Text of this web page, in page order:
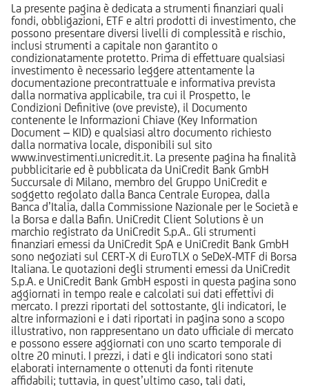
La presente pagina è dedicata a strumenti finanziari quali
fondi, obbligazioni, ETF e altri prodotti di investimento, che
possono presentare diversi livelli di complessità e rischio,
inclusi strumenti a capitale non garantito o
condizionatamente protetto. Prima di effettuare qualsiasi
investimento è necessario leggere attentamente la
documentazione precontrattuale e informativa prevista
dalla normativa applicabile, tra cui il Prospetto, le
Condizioni Definitive (ove previste), il Documento
contenente le Informazioni Chiave (Key Information
Document – KID) e qualsiasi altro documento richiesto
dalla normativa locale, disponibili sul sito
www.investimenti.unicredit.it. La presente pagina ha finalità
pubblicitarie ed è pubblicata da UniCredit Bank GmbH
Succursale di Milano, membro del Gruppo UniCredit e
soggetto regolato dalla Banca Centrale Europea, dalla
Banca d’Italia, dalla Commissione Nazionale per le Società e
la Borsa e dalla Bafin. UniCredit Client Solutions è un
marchio registrato da UniCredit S.p.A.. Gli strumenti
finanziari emessi da UniCredit SpA e UniCredit Bank GmbH
sono negoziati sul CERT-X di EuroTLX o SeDeX-MTF di Borsa
Italiana. Le quotazioni degli strumenti emessi da UniCredit
S.p.A. e UniCredit Bank GmbH esposti in questa pagina sono
aggiornati in tempo reale e calcolati sui dati effettivi di
mercato. I prezzi riportati del sottostante, gli indicatori, le
altre informazioni e i dati riportati in pagina sono a scopo
illustrativo, non rappresentano un dato ufficiale di mercato
e possono essere aggiornati con uno scarto temporale di
oltre 20 minuti. I prezzi, i dati e gli indicatori sono stati
elaborati internamente o ottenuti da fonti ritenute
affidabili; tuttavia, in quest’ultimo caso, tali dati,